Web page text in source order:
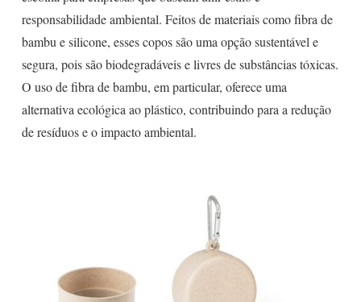
responsabilidade ambiental. Feitos de materiais como fibra de
bambu e silicone, esses copos são uma opção sustentável e
segura, pois são biodegradáveis e livres de substâncias tóxicas.
O uso de fibra de bambu, em particular, oferece uma
alternativa ecológica ao plástico, contribuindo para a redução
de resíduos e o impacto ambiental.